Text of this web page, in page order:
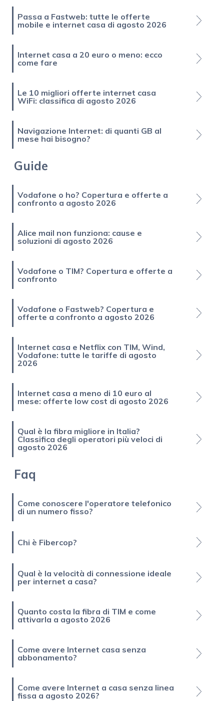
Passa a Fastweb: tutte le offerte
mobile e internet casa di agosto 2026
Internet casa a 20 euro o meno: ecco
come fare
Le 10 migliori offerte internet casa
WiFi: classifica di agosto 2026
Navigazione Internet: di quanti GB al
mese hai bisogno?
Guide
Vodafone o ho? Copertura e offerte a
confronto a agosto 2026
Alice mail non funziona: cause e
soluzioni di agosto 2026
Vodafone o TIM? Copertura e offerte a
confronto
Vodafone o Fastweb? Copertura e
offerte a confronto a agosto 2026
Internet casa e Netflix con TIM, Wind,
Vodafone: tutte le tariffe di agosto
2026
Internet casa a meno di 10 euro al
mese: offerte low cost di agosto 2026
Qual è la fibra migliore in Italia?
Classifica degli operatori più veloci di
agosto 2026
Faq
Come conoscere l'operatore telefonico
di un numero fisso?
Chi è Fibercop?
Qual è la velocità di connessione ideale
per internet a casa?
Quanto costa la fibra di TIM e come
attivarla a agosto 2026
Come avere Internet casa senza
abbonamento?
Come avere Internet a casa senza linea
fissa a agosto 2026?